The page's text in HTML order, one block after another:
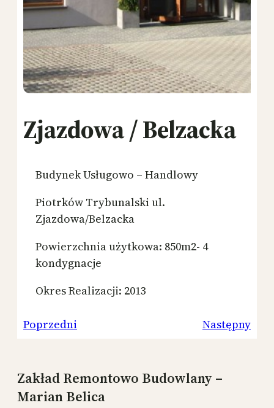
Zjazdowa / Belzacka
Budynek Usługowo – Handlowy
Piotrków Trybunalski ul.
Zjazdowa/Belzacka
Powierzchnia użytkowa: 850m2- 4
kondygnacje
Okres Realizacji: 2013
Poprzedni Następny
Zakład Remontowo Budowlany –
Marian Belica